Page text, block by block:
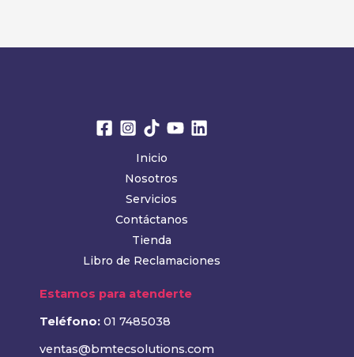
Inicio
Nosotros
Servicios
Contáctanos
Tienda
Libro de Reclamaciones
Estamos para atenderte
Teléfono: 01 7485038
ventas@bmtecsolutions.com